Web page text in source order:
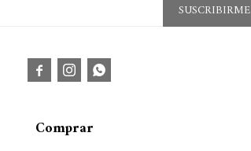
Comprar
SUSCRIBIRME
  